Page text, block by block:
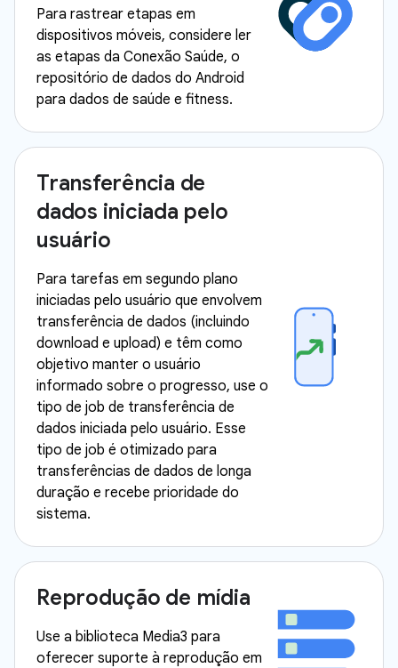
Para rastrear etapas em
dispositivos móveis, considere ler
as etapas da Conexão Saúde, o
repositório de dados do Android
para dados de saúde e fitness.
Transferência de
dados iniciada pelo
usuário
Para tarefas em segundo plano
iniciadas pelo usuário que envolvem
transferência de dados (incluindo
download e upload) e têm como
objetivo manter o usuário
informado sobre o progresso, use o
tipo de job de transferência de
dados iniciada pelo usuário. Esse
tipo de job é otimizado para
transferências de dados de longa
duração e recebe prioridade do
sistema.
Reprodução de mídia
Use a biblioteca Media3 para
oferecer suporte à reprodução em